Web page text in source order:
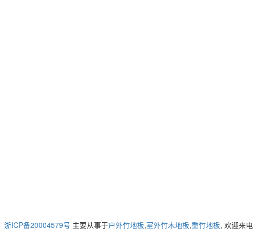
浙ICP备20004579号 主要从事于户外竹地板,室外竹木地板,重竹地板, 欢迎来